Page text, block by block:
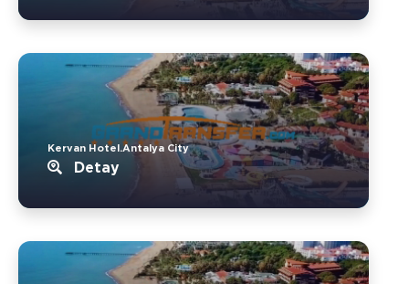
Kervan Hotel.Antalya City
Detay